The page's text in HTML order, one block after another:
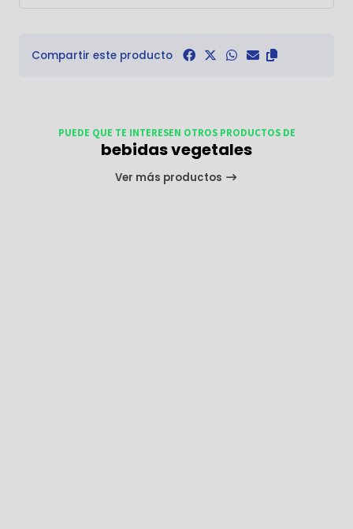
Compartir este producto
PUEDE QUE TE INTERESEN OTROS PRODUCTOS DE
bebidas vegetales
Ver más productos